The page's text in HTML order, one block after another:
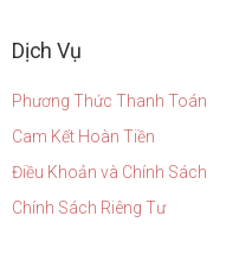
Dịch Vụ
Phương Thức Thanh Toán
Cam Kết Hoàn Tiền
Điều Khoản và Chính Sách
Chính Sách Riêng Tư